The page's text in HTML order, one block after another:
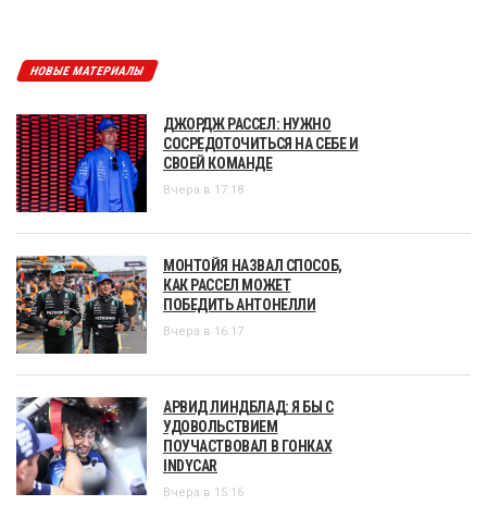
НОВЫЕ МАТЕРИАЛЫ
ДЖОРДЖ РАССЕЛ: НУЖНО
СОСРЕДОТОЧИТЬСЯ НА СЕБЕ И
СВОЕЙ КОМАНДЕ
Вчера в 17:18
МОНТОЙЯ НАЗВАЛ СПОСОБ,
КАК РАССЕЛ МОЖЕТ
ПОБЕДИТЬ АНТОНЕЛЛИ
Вчера в 16:17
АРВИД ЛИНДБЛАД: Я БЫ С
УДОВОЛЬСТВИЕМ
ПОУЧАСТВОВАЛ В ГОНКАХ
INDYCAR
Вчера в 15:16